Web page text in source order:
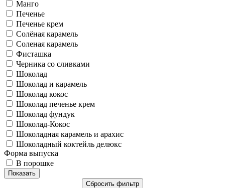
Манго
Печенье
Печенье крем
Солёная карамель
Соленая карамель
Фисташка
Черника со сливками
Шоколад
Шоколад и карамель
Шоколад кокос
Шоколад печенье крем
Шоколад фундук
Шоколад-Кокос
Шоколадная карамель и арахис
Шоколадный коктейль делюкс
Форма выпуска
В порошке